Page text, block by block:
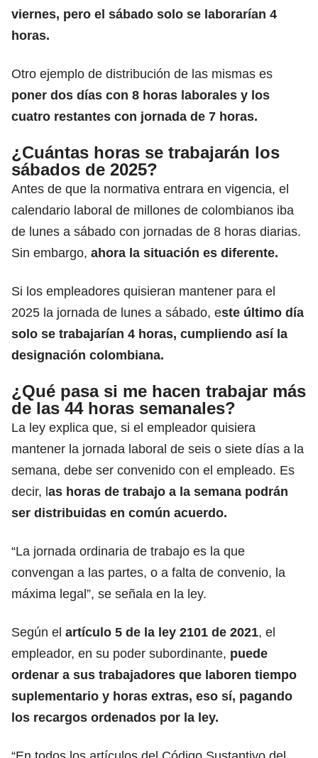
viernes, pero el sábado solo se laborarían 4
horas.
Otro ejemplo de distribución de las mismas es
poner dos días con 8 horas laborales y los
cuatro restantes con jornada de 7 horas.
¿Cuántas horas se trabajarán los
sábados de 2025?
Antes de que la normativa entrara en vigencia, el
calendario laboral de millones de colombianos iba
de lunes a sábado con jornadas de 8 horas diarias.
Sin embargo, ahora la situación es diferente.
Si los empleadores quisieran mantener para el
2025 la jornada de lunes a sábado, este último día
solo se trabajarían 4 horas, cumpliendo así la
designación colombiana.
¿Qué pasa si me hacen trabajar más
de las 44 horas semanales?
La ley explica que, si el empleador quisiera
mantener la jornada laboral de seis o siete días a la
semana, debe ser convenido con el empleado. Es
decir, las horas de trabajo a la semana podrán
ser distribuidas en común acuerdo.
“La jornada ordinaria de trabajo es la que
convengan a las partes, o a falta de convenio, la
máxima legal”, se señala en la ley.
Según el artículo 5 de la ley 2101 de 2021, el
empleador, en su poder subordinante, puede
ordenar a sus trabajadores que laboren tiempo
suplementario y horas extras, eso sí, pagando
los recargos ordenados por la ley.